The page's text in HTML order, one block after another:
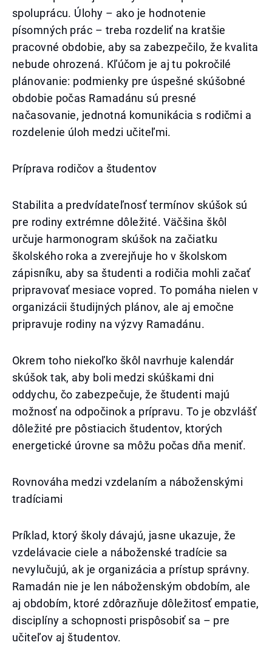
spoluprácu. Úlohy – ako je hodnotenie
písomných prác – treba rozdeliť na kratšie
pracovné obdobie, aby sa zabezpečilo, že kvalita
nebude ohrozená. Kľúčom je aj tu pokročilé
plánovanie: podmienky pre úspešné skúšobné
obdobie počas Ramadánu sú presné
načasovanie, jednotná komunikácia s rodičmi a
rozdelenie úloh medzi učiteľmi.
Príprava rodičov a študentov
Stabilita a predvídateľnosť termínov skúšok sú
pre rodiny extrémne dôležité. Väčšina škôl
určuje harmonogram skúšok na začiatku
školského roka a zverejňuje ho v školskom
zápisníku, aby sa študenti a rodičia mohli začať
pripravovať mesiace vopred. To pomáha nielen v
organizácii študijných plánov, ale aj emočne
pripravuje rodiny na výzvy Ramadánu.
Okrem toho niekoľko škôl navrhuje kalendár
skúšok tak, aby boli medzi skúškami dni
oddychu, čo zabezpečuje, že študenti majú
možnosť na odpočinok a prípravu. To je obzvlášť
dôležité pre pôstiacich študentov, ktorých
energetické úrovne sa môžu počas dňa meniť.
Rovnováha medzi vzdelaním a náboženskými
tradíciami
Príklad, ktorý školy dávajú, jasne ukazuje, že
vzdelávacie ciele a náboženské tradície sa
nevylučujú, ak je organizácia a prístup správny.
Ramadán nie je len náboženským obdobím, ale
aj obdobím, ktoré zdôrazňuje dôležitosť empatie,
disciplíny a schopnosti prispôsobiť sa – pre
učiteľov aj študentov.